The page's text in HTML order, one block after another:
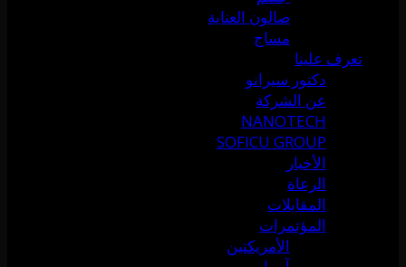
صالون العناية
مساج
تعرف علينا
دكتور سيرانو
عن الشركة
NANOTECH
SOFICU GROUP
الأخبار
الرعاة
المقابلات
المؤتمرات
الأمريكتين